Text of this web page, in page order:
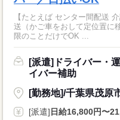
【たとえば センター間配送
送（かご車をおして定位置に
限のことだけでOK ...
[派遣]ドライバー・
イバー補助
[勤務地]/千葉県茂原
[派遣] 日給16,800円〜